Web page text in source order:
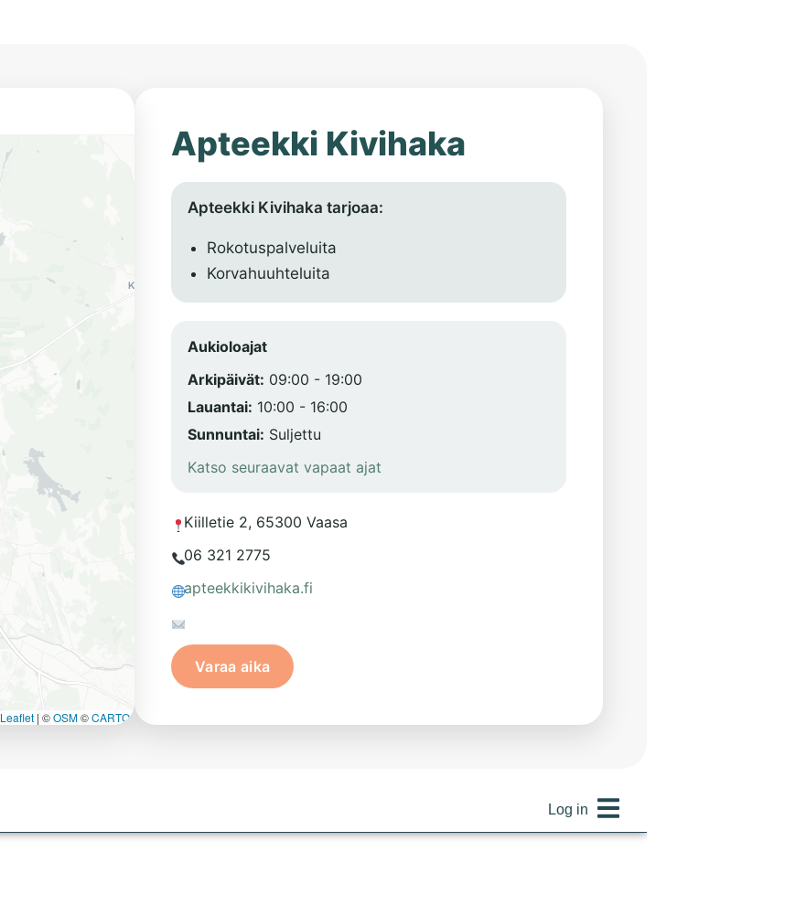
Leaflet | ©OSM©CARTO
Apteekki Kivihaka
Apteekki Kivihaka tarjoaa:
Rokotuspalveluita
Korvahuuhteluita
Aukioloajat
Arkipäivät: 09:00 - 19:00
Lauantai: 10:00 - 16:00
Sunnuntai: Suljettu
Katso seuraavat vapaat ajat
Kiilletie 2, 65300 Vaasa
06 321 2775
apteekkikivihaka.fi
Varaa aika